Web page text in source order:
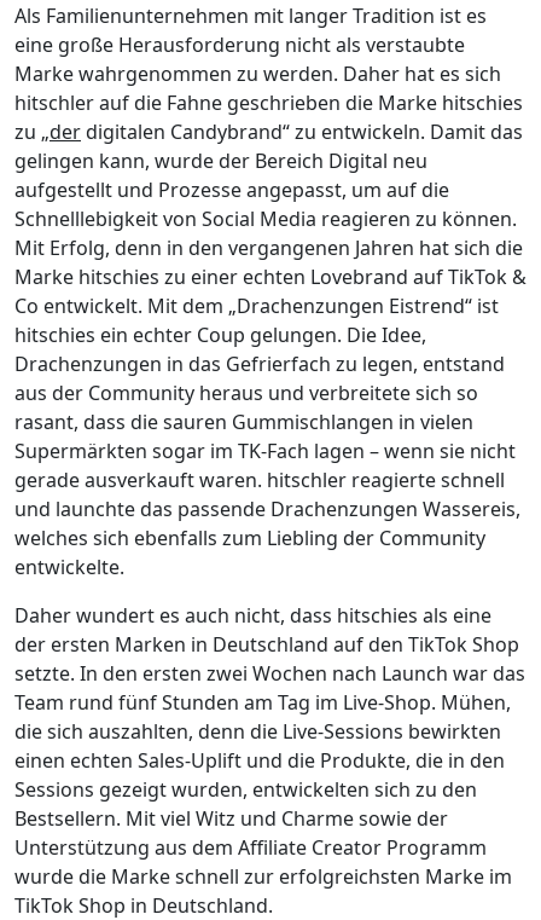
Als Familienunternehmen mit langer Tradition ist es
eine große Herausforderung nicht als verstaubte
Marke wahrgenommen zu werden. Daher hat es sich
hitschler auf die Fahne geschrieben die Marke hitschies
zu „derdigitalen Candybrand“ zu entwickeln. Damit das
gelingen kann, wurde der Bereich Digital neu
aufgestellt und Prozesse angepasst, um auf die
Schnelllebigkeit von Social Media reagieren zu können.
Mit Erfolg, denn in den vergangenen Jahren hat sich die
Marke hitschies zu einer echten Lovebrand auf TikTok &
Co entwickelt. Mit dem „Drachenzungen Eistrend“ ist
hitschies ein echter Coup gelungen. Die Idee,
Drachenzungen in das Gefrierfach zu legen, entstand
aus der Community heraus und verbreitete sich so
rasant, dass die sauren Gummischlangen in vielen
Supermärkten sogar im TK-Fach lagen – wenn sie nicht
gerade ausverkauft waren. hitschler reagierte schnell
und launchte das passende Drachenzungen Wassereis,
welches sich ebenfalls zum Liebling der Community
entwickelte.
Daher wundert es auch nicht, dass hitschies als eine
der ersten Marken in Deutschland auf den TikTok Shop
setzte. In den ersten zwei Wochen nach Launch war das
Team rund fünf Stunden am Tag im Live-Shop. Mühen,
die sich auszahlten, denn die Live-Sessions bewirkten
einen echten Sales-Uplift und die Produkte, die in den
Sessions gezeigt wurden, entwickelten sich zu den
Bestsellern. Mit viel Witz und Charme sowie der
Unterstützung aus dem Affiliate Creator Programm
wurde die Marke schnell zur erfolgreichsten Marke im
TikTok Shop in Deutschland.